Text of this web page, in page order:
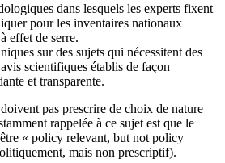
dans lesquels les experts fixent
pour les inventaires nationaux
effet de serre.
sur des sujets qui nécessitent des
scientifiques établis de façon
et transparente.
pas prescrire de choix de nature
rappelée à ce sujet est que le
« policy relevant, but not policy
mais non prescriptif).